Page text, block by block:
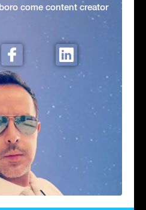
come content creator